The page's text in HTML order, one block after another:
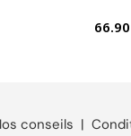
66.90
conseils |